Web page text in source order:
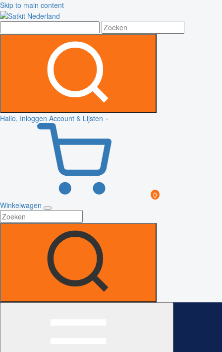
Skip to main content
Hallo, Inloggen Account & Lijsten
0
Winkelwagen